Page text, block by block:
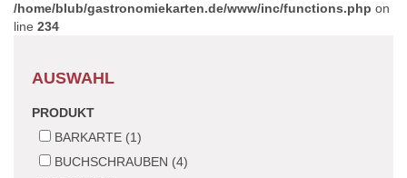
/home/blub/gastronomiekarten.de/www/inc/functions.php on
line 234
AUSWAHL
PRODUKT
BARKARTE (1)
BUCHSCHRAUBEN (4)